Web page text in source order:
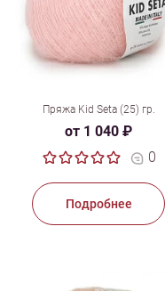
Пряжа Kid Seta (25) гр.
от 1 040 ₽
0
Подробнее